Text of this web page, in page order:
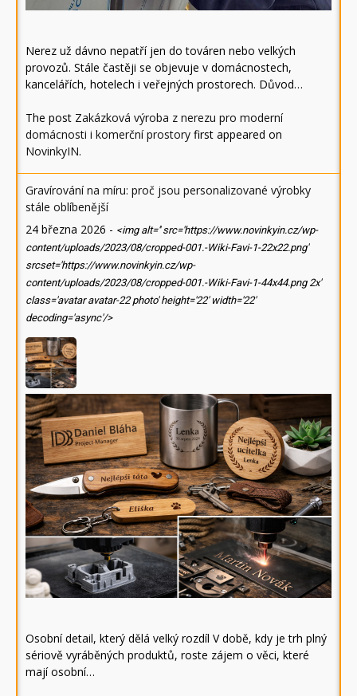
Nerez už dávno nepatří jen do továren nebo velkých
provozů. Stále častěji se objevuje v domácnostech,
kancelářích, hotelech i veřejných prostorech. Důvod…
The post Zakázková výroba z nerezu pro moderní
domácnosti i komerční prostory first appeared on
NovinkyIN.
Gravírování na míru: proč jsou personalizované výrobky
stále oblíbenější
24 března 2026 - <img alt='' src='https://www.novinkyin.cz/wp-
content/uploads/2023/08/cropped-001.-Wiki-Favi-1-22x22.png'
srcset='https://www.novinkyin.cz/wp-
content/uploads/2023/08/cropped-001.-Wiki-Favi-1-44x44.png 2x'
class='avatar avatar-22 photo' height='22' width='22'
decoding='async'/>
Osobní detail, který dělá velký rozdíl V době, kdy je trh plný
sériově vyráběných produktů, roste zájem o věci, které
mají osobní…